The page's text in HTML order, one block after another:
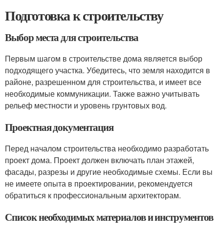
Подготовка к строительству
Выбор места для строительства
Первым шагом в строительстве дома является выбор
подходящего участка. Убедитесь, что земля находится в
районе, разрешенном для строительства, и имеет все
необходимые коммуникации. Также важно учитывать
рельеф местности и уровень грунтовых вод.
Проектная документация
Перед началом строительства необходимо разработать
проект дома. Проект должен включать план этажей,
фасады, разрезы и другие необходимые схемы. Если вы
не имеете опыта в проектировании, рекомендуется
обратиться к профессиональным архитекторам.
Список необходимых материалов и инструментов